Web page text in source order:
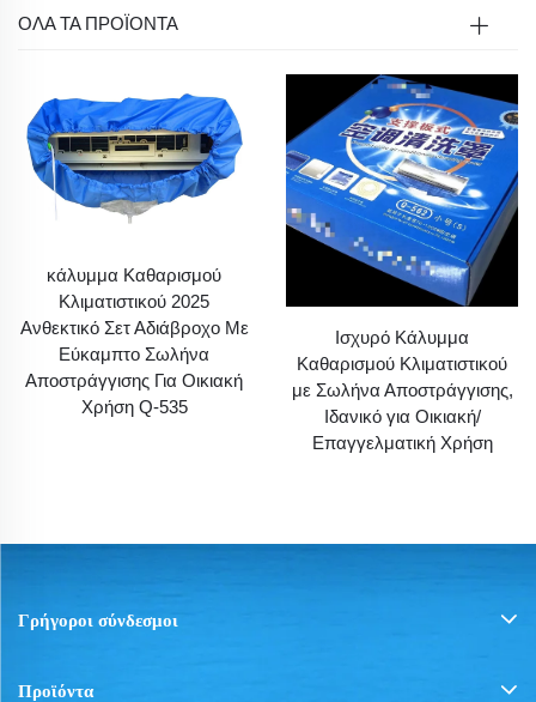
ΟΛΑ ΤΑ ΠΡΟΪΟΝΤΑ
κάλυμμα Καθαρισμού
Κλιματιστικού 2025
Ανθεκτικό Σετ Αδιάβροχο Με
Εύκαμπτο Σωλήνα
Αποστράγγισης Για Οικιακή
Χρήση Q-535
Ισχυρό Κάλυμμα
Καθαρισμού Κλιματιστικού
με Σωλήνα Αποστράγγισης,
Ιδανικό για Οικιακή/
Επαγγελματική Χρήση
Γρήγοροι σύνδεσμοι
Προϊόντα